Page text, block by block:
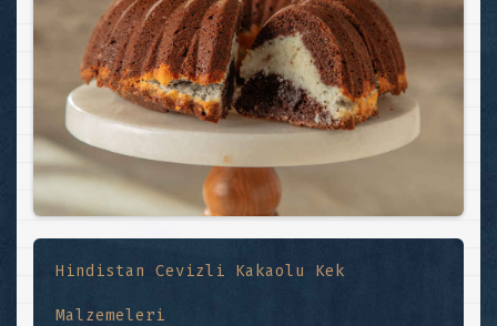
Hindistan Cevizli Kakaolu Kek
Malzemeleri